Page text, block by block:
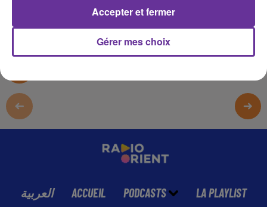
العربية ACCUEIL PODCASTS LA PLAYLIST
Gérer mes choix
Accepter et fermer